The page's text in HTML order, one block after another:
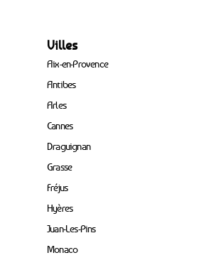
Villes
Aix-en-Provence
Antibes
Arles
Cannes
Draguignan
Grasse
Fréjus
Hyères
Juan-Les-Pins
Monaco